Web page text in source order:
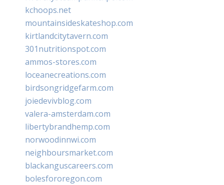
kchoops.net
mountainsideskateshop.com
kirtlandcitytavern.com
301nutritionspot.com
ammos-stores.com
loceanecreations.com
birdsongridgefarm.com
joiedevivblog.com
valera-amsterdam.com
libertybrandhemp.com
norwoodinnwi.com
neighboursmarket.com
blackanguscareers.com
bolesfororegon.com